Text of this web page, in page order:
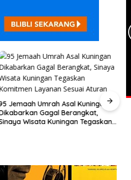
Jemaah Umrah Asal Kuningan
Gagal Berangkat,
Wisata Kuningan Tegaskan